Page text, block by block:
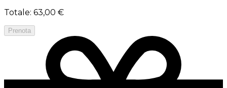
Totale: 63,00 €
Prenota